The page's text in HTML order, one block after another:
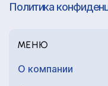
Политика
МЕНЮ
О компании